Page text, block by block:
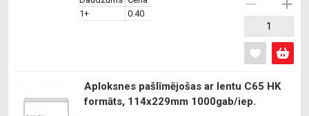
1+
0.40
Aploksnes pašlīmējošas ar lentu C65 HK
formāts, 114x229mm 1000gab/iep.